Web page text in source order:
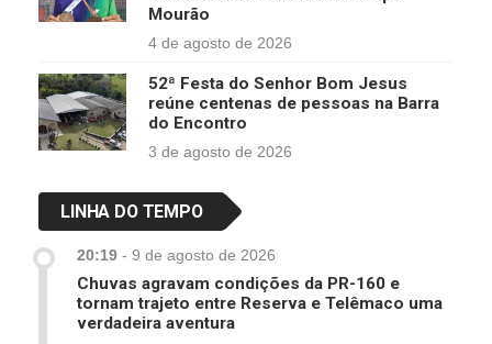
Mourão
4 de agosto de 2026
52ª Festa do Senhor Bom Jesus
reúne centenas de pessoas na Barra
do Encontro
3 de agosto de 2026
LINHA DO TEMPO
20:19 - 9 de agosto de 2026
Chuvas agravam condições da PR-160 e
tornam trajeto entre Reserva e Telêmaco uma
verdadeira aventura